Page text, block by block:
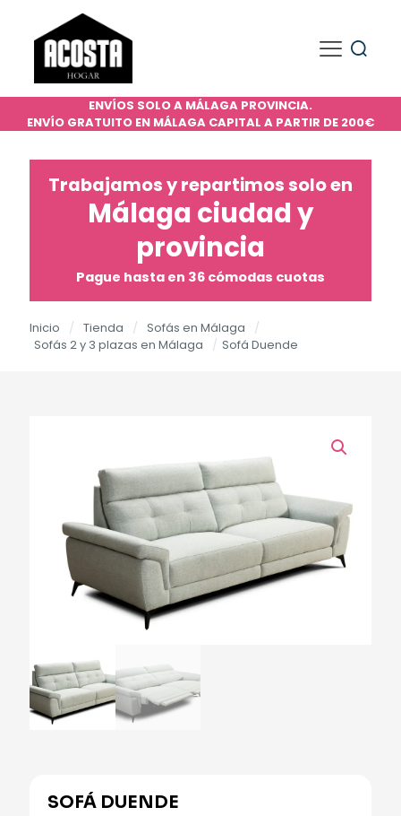
ENVÍOS SOLO A MÁLAGA PROVINCIA.
ENVÍO GRATUITO EN MÁLAGA CAPITAL A PARTIR DE 200€
Trabajamos y repartimos solo en
Málaga ciudad y
provincia
Pague hasta en 36 cómodas cuotas
Inicio / Tienda / Sofás en Málaga
/
Sofás 2 y 3 plazas en Málaga
/ Sofá Duende
SOFÁ DUENDE